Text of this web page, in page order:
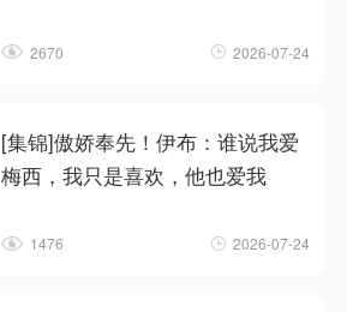
2670 2026-07-24
[集锦]傲娇奉先！伊布：谁说我爱
梅西，我只是喜欢，他也爱我
1476 2026-07-24